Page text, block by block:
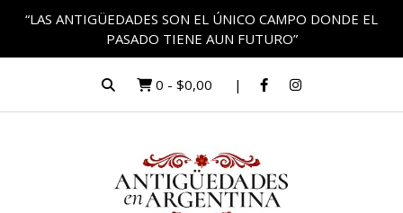
“LAS ANTIGÜEDADES SON EL ÚNICO CAMPO DONDE EL
PASADO TIENE AUN FUTURO”
0 - $0,00